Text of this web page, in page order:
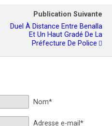
Publication Suivante
Duel À Distance Entre Benalla
Et Un Haut Gradé De La
Préfecture De Police
Nom*
Adresse e-mail*